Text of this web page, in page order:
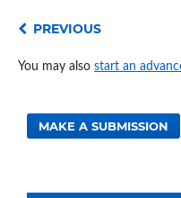
PREVIOUS
You may also start an
MAKE A SUBMISSION